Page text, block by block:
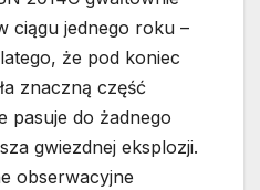
ciągu jednego roku –
że pod koniec
znaczną część
pasuje do żadnego
gwiezdnej eksplozji.
obserwacyjne